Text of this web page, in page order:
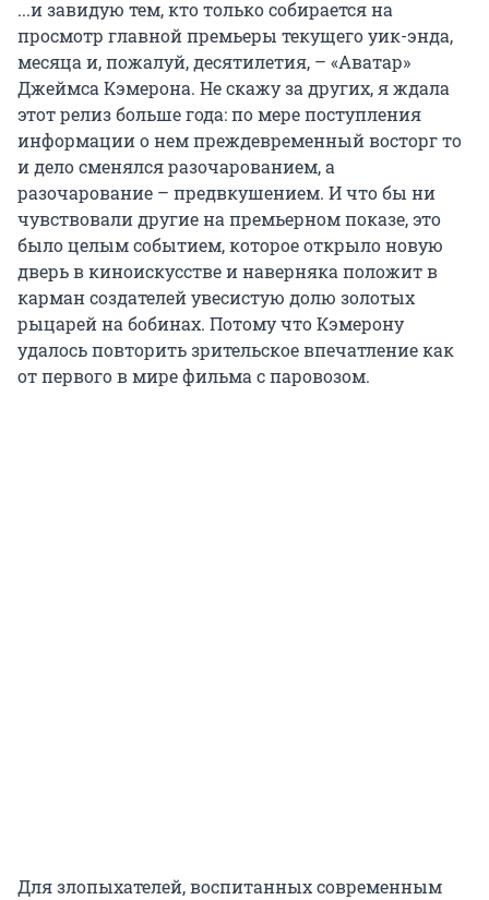
...и завидую тем, кто только собирается на
просмотр главной премьеры текущего уик-энда,
месяца и, пожалуй, десятилетия, – «Аватар»
Джеймса Кэмерона. Не скажу за других, я ждала
этот релиз больше года: по мере поступления
информации о нем преждевременный восторг то
и дело сменялся разочарованием, а
разочарование – предвкушением. И что бы ни
чувствовали другие на премьерном показе, это
было целым событием, которое открыло новую
дверь в киноискусстве и наверняка положит в
карман создателей увесистую долю золотых
рыцарей на бобинах. Потому что Кэмерону
удалось повторить зрительское впечатление как
от первого в мире фильма с паровозом.
Для злопыхателей, воспитанных современным